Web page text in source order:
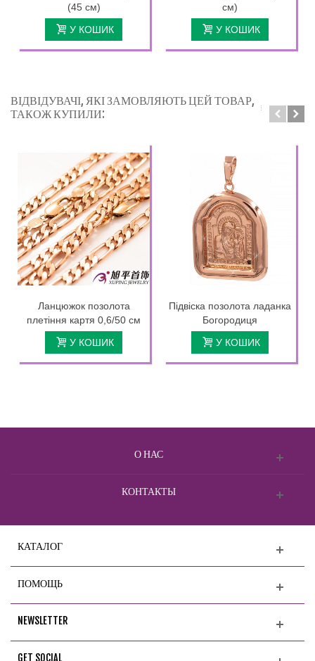
(45 см)
У КОШИК
см)
У КОШИК
ВІДВІДУВАЧІ, ЯКІ ЗАМОВЛЯЮТЬ ЦЕЙ ТОВАР,
ТАКОЖ КУПИЛИ:
Ланцюжок позолота
плетіння картя 0,6/50 см
У КОШИК
Підвіска позолота ладанка
Богородиця
У КОШИК
О НАС
КОНТАКТЫ
КАТАЛОГ
ПОМОЩЬ
NEWSLETTER
GET SOCIAL